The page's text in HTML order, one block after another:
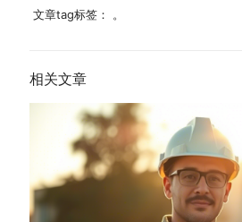
文章tag标签： 。
相关文章